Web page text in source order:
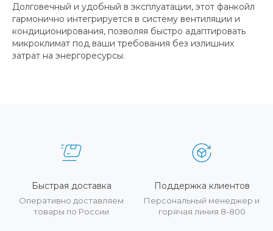
Долговечный и удобный в эксплуатации, этот фанкойл
гармонично интегрируется в систему вентиляции и
кондиционирования, позволяя быстро адаптировать
микроклимат под ваши требования без излишних
затрат на энергоресурсы.
Быстрая доставка
Оперативно доставляем
товары по России
Поддержка клиентов
Персональный менеджер и
горячая линия 8-800